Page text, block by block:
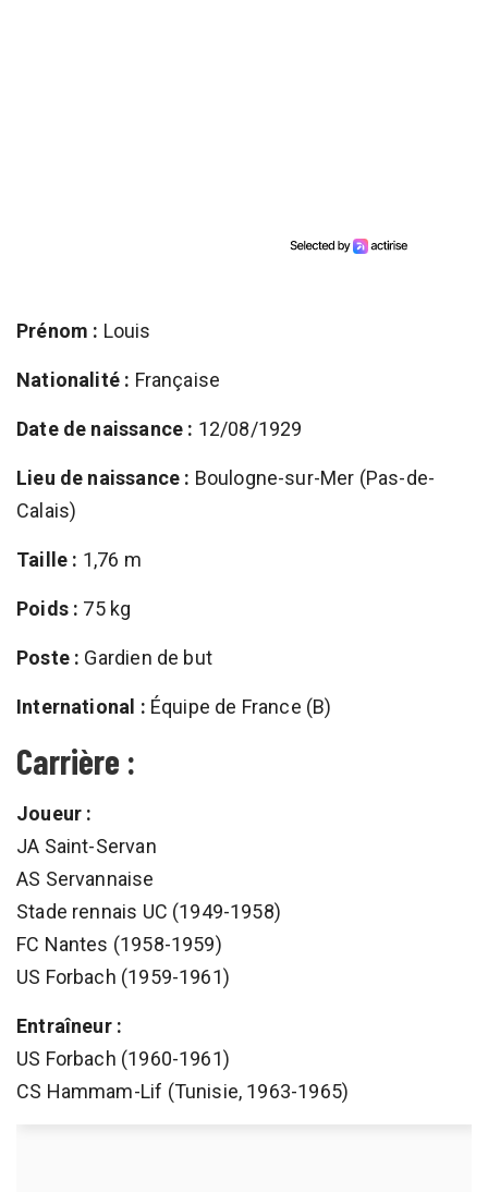
Prénom : Louis
Nationalité : Française
Date de naissance : 12/08/1929
Lieu de naissance : Boulogne-sur-Mer (Pas-de-
Calais)
Taille : 1,76 m
Poids : 75 kg
Poste : Gardien de but
International : Équipe de France (B)
Carrière :
Joueur :
JA Saint-Servan
AS Servannaise
Stade rennais UC (1949-1958)
FC Nantes (1958-1959)
US Forbach (1959-1961)
Entraîneur :
US Forbach (1960-1961)
CS Hammam-Lif (Tunisie, 1963-1965)